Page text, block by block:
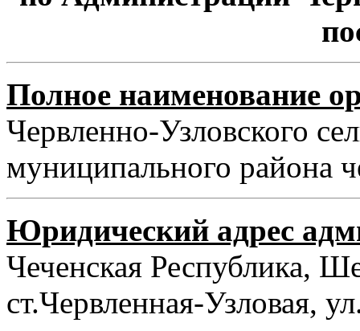
Полное наименование
Червленно-Узловского
муниципального района
Юридический адрес
Чеченская Республика,
ст.Червленная-Узловая,